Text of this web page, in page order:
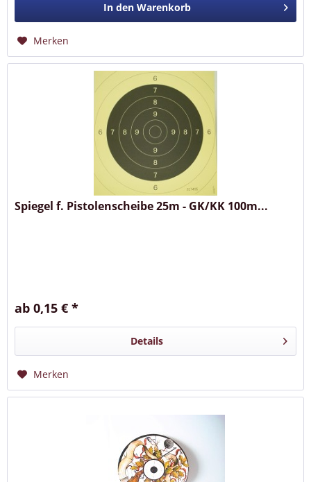
In den Warenkorb
Merken
Spiegel f. Pistolenscheibe 25m - GK/KK 100m...
ab 0,15 € *
Details
Merken